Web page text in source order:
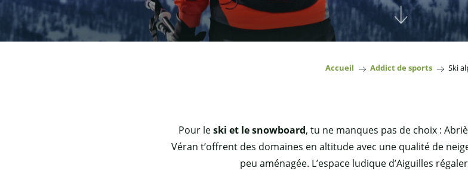
Accueil Addict de sports Ski
Pour leski et le snowboard, tu ne manques pas de choix :
Véran t’offrent des domaines en altitude avec une qualité de
peu aménagée. L’espace ludique d’Aiguilles